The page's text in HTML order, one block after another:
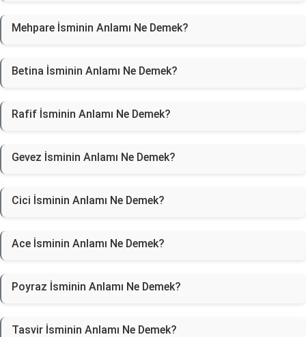
Mehpare İsminin Anlamı Ne Demek?
Betina İsminin Anlamı Ne Demek?
Rafif İsminin Anlamı Ne Demek?
Gevez İsminin Anlamı Ne Demek?
Cici İsminin Anlamı Ne Demek?
Ace İsminin Anlamı Ne Demek?
Poyraz İsminin Anlamı Ne Demek?
Tasvir İsminin Anlamı Ne Demek?